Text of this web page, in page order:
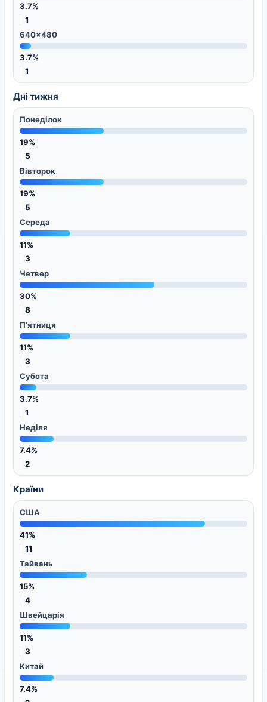
3.7%
1
640x480
3.7%
1
Дні тижня
Понеділок
19%
5
Вівторок
19%
5
Середа
11%
3
Четвер
30%
8
П’ятниця
11%
3
Субота
3.7%
1
Неділя
7.4%
2
Країни
США
41%
11
Тайвань
15%
4
Швейцарія
11%
3
Китай
7.4%